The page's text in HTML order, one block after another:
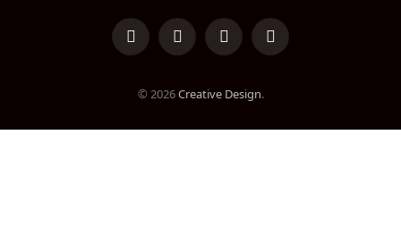
LinkedInFacebookInstagramTikTok
© 2026Creative Design.